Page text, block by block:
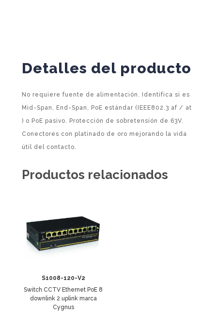
Detalles del producto
No requiere fuente de alimentación. Identifica si es
Mid-Span, End-Span, PoE estándar (IEEE802.3 af / at
) o PoE pasivo. Protección de sobretensión de 63V.
Conectores con platinado de oro mejorando la vida
útil del contacto.
Productos relacionados
S1008-120-V2
Switch CCTV Ethernet PoE 8
downlink 2 uplink marca
Cygnus